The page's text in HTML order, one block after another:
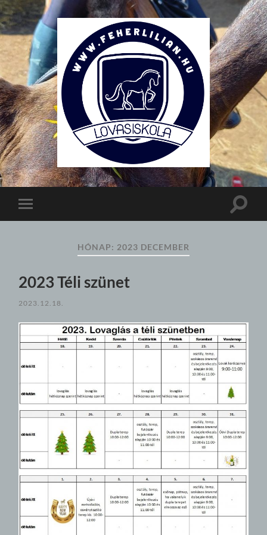
Lovasiskola
Toggle
mobile
Toggle
HÓNAP: 2023 DECEMBER
2023 Téli szünet
2023.12.18.